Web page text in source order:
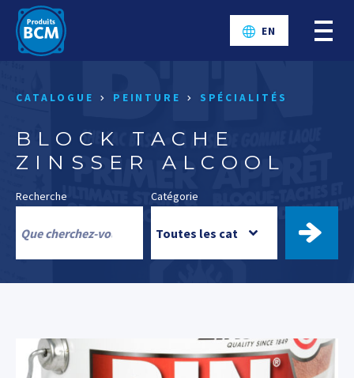
EN
CATALOGUE PEINTURE SPÉCIALITÉS
BLOCK TACHE
ZINSSER ALCOOL
Recherche Catégorie